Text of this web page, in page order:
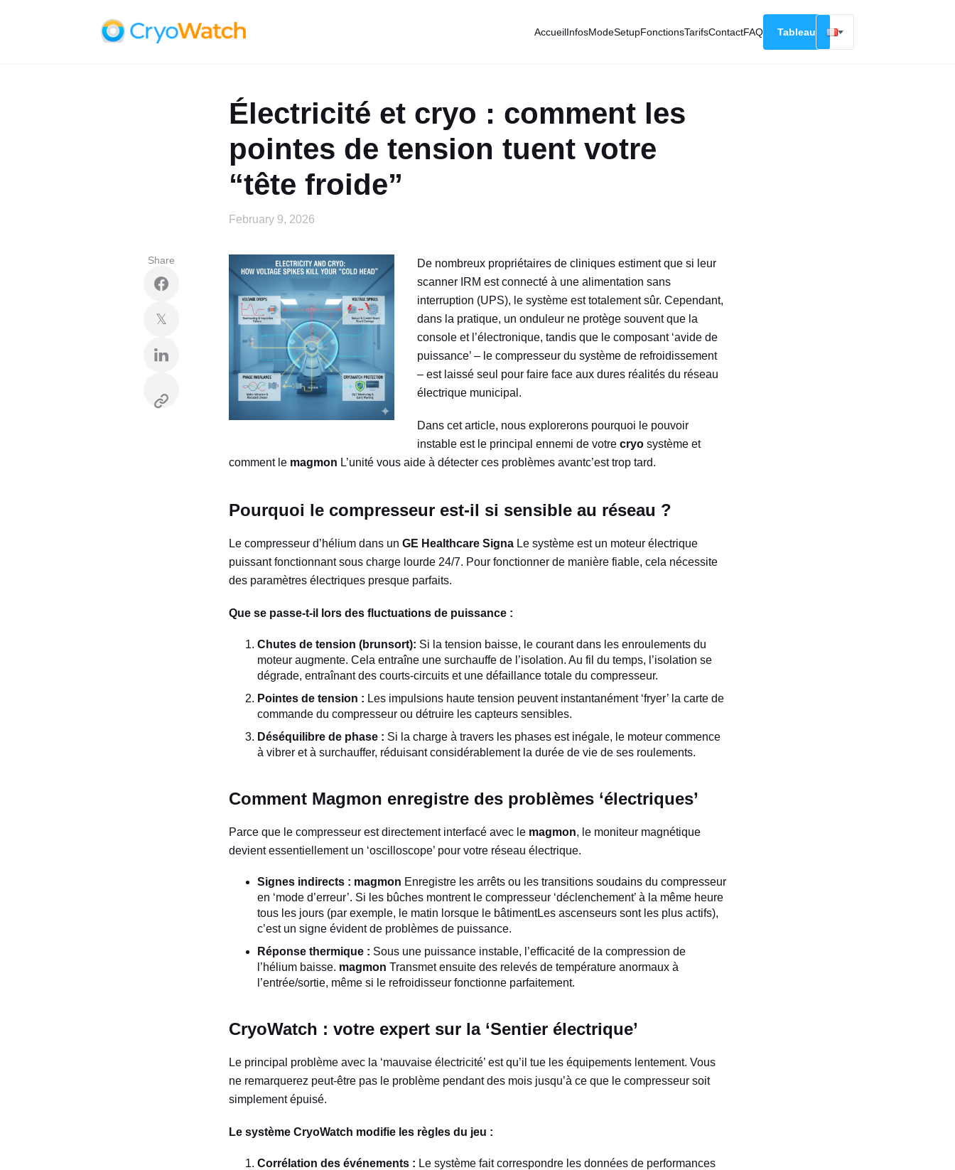
AccueilInfosModeSetupFonctionsTarifsContactFAQ Tableau
Électricité et cryo : comment les
pointes de tension tuent votre
“tête froide”
February 9, 2026
De nombreux propriétaires de cliniques estiment que si leur
scanner IRM est connecté à une alimentation sans
interruption (UPS), le système est totalement sûr. Cependant,
dans la pratique, un onduleur ne protège souvent que la
console et l’électronique, tandis que le composant ‘avide de
puissance’ – le compresseur du système de refroidissement
– est laissé seul pour faire face aux dures réalités du réseau
électrique municipal.
Dans cet article, nous explorerons pourquoi le pouvoir
instable est le principal ennemi de votrecryo système et
comment le magmon L’unité vous aide à détecter ces problèmes avantc’est trop tard.
Pourquoi le compresseur est-il si sensible au réseau ?
Le compresseur d’hélium dans un GE Healthcare Signa Le système est un moteur électrique
puissant fonctionnant sous charge lourde 24/7. Pour fonctionner de manière fiable, cela nécessite
des paramètres électriques presque parfaits.
Que se passe-t-il lors des fluctuations de puissance :
Chutes de tension (brunsort): Si la tension baisse, le courant dans les enroulements du
moteur augmente. Cela entraîne une surchauffe de l’isolation. Au fil du temps, l’isolation se
dégrade, entraînant des courts-circuits et une défaillance totale du compresseur.
Pointes de tension : Les impulsions haute tension peuvent instantanément ‘fryer’ la carte de
commande du compresseur ou détruire les capteurs sensibles.
Déséquilibre de phase : Si la charge à travers les phases est inégale, le moteur commence
à vibrer et à surchauffer, réduisant considérablement la durée de vie de ses roulements.
Comment Magmon enregistre des problèmes ‘électriques’
Parce que le compresseur est directement interfacé avec le magmon, le moniteur magnétique
devient essentiellement un ‘oscilloscope’ pour votre réseau électrique.
Signes indirects : magmon Enregistre les arrêts ou les transitions soudains du compresseur
en ‘mode d’erreur’. Si les bûches montrent le compresseur ‘déclenchement’ à la même heure
tous les jours (par exemple, le matin lorsque le bâtimentLes ascenseurs sont les plus actifs),
c’est un signe évident de problèmes de puissance.
Réponse thermique : Sous une puissance instable, l’efficacité de la compression de
l’hélium baisse. magmon Transmet ensuite des relevés de température anormaux à
l’entrée/sortie, même si le refroidisseur fonctionne parfaitement.
CryoWatch : votre expert sur la ‘Sentier électrique’
Le principal problème avec la ‘mauvaise électricité’ est qu’il tue les équipements lentement. Vous
ne remarquerez peut-être pas le problème pendant des mois jusqu’à ce que le compresseur soit
simplement épuisé.
Le système CryoWatch modifie les règles du jeu :
Corrélation des événements : Le système fait correspondre les données de performances
Share
𝕏